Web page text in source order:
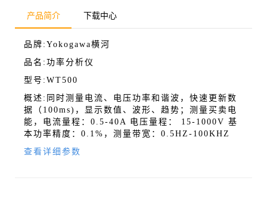
适合激光二极管的光学 SMU
探头
分析仪
波形发生器、脉冲发生器、信号发生器
产品简介 下载中心
品牌:Yokogawa横河
品名:功率分析仪
型号:WT500
概述:同时测量电流、电压功率和谐波，快速更新数
据（100ms)，显示数值、波形、趋势；测量买卖电
能，电流量程：0.5-40A 电压量程： 15-1000V 基
本功率精度：0.1%，测量带宽：0.5HZ-100KHZ
查看详细参数